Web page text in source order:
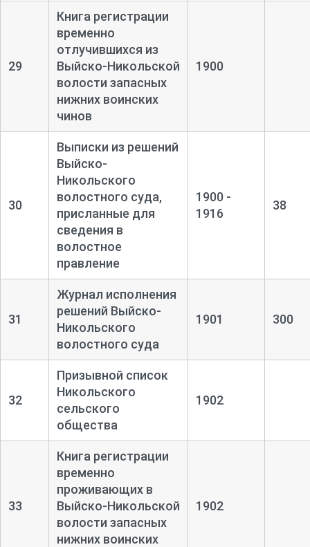
29
Книга регистрации
временно
отлучившихся из
Выйско-Никольской
волости запасных
нижних воинских
чинов
1900
30
Выписки из решений
Выйско-
Никольского
волостного суда,
присланные для
сведения в
волостное
правление
1900 -
1916
38
31
Журнал исполнения
решений Выйско-
Никольского
волостного суда
1901 300
32
Призывной список
Никольского
сельского
общества
1902
33
Книга регистрации
временно
проживающих в
Выйско-Никольской
волости запасных
нижних воинских
1902